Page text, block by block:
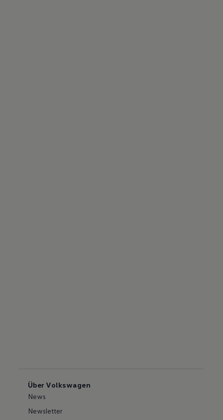
Über Volkswagen
News
Newsletter